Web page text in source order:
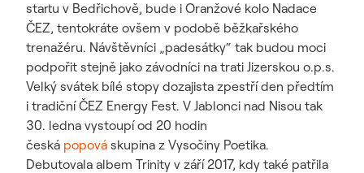
startu v Bedřichově, bude i Oranžové kolo Nadace
ČEZ, tentokráte ovšem v podobě běžkařského
trenažéru. Návštěvníci „padesátky“ tak budou moci
podpořit stejně jako závodníci na trati Jizerskou o.p.s.
Velký svátek bílé stopy dozajista zpestří den předtím
i tradiční ČEZ Energy Fest. V Jablonci nad Nisou tak
30. ledna vystoupí od 20 hodin
česká popová skupina z Vysočiny Poetika.
Debutovala albem Trinity v září 2017, kdy také patřila